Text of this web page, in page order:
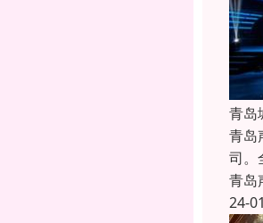
青岛
青岛
司。
青岛
24-